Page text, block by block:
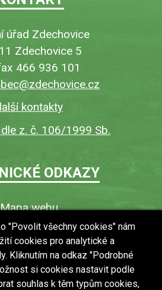
úřad Zdechovice
Zdechovice 5
466 936 101
kontakty
z. č. 106/1999 Sb.
ODKAZY
Mapa webu
O webu
informace
údajů (GDPR)
Vyhledávání
"Povolit všechny cookies" nám
cookies pro analytické a
Kliknutím na odkaz "Podrobné
si cookies nastavit podle
souhlas k těm typům cookies,